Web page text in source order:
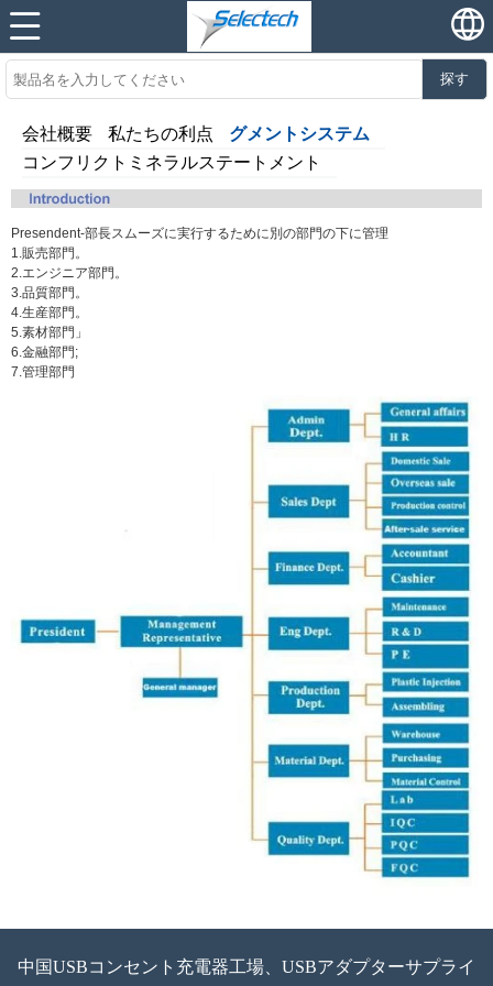
探す
会社概要 私たちの利点
グメントシステム
コンフリクトミネラルステートメント
Presendent-部長スムーズに実行するために別の部門の下に管理
1.販売部門。
2.エンジニア部門。
3.品質部門。
4.生産部門。
5.素材部門」
6.金融部門;
7.管理部門
中国USBコンセント充電器工場、USBアダプターサプライ